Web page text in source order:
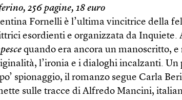
256 pagine, 18 euro
Fornelli è l’ultima vincitrice della
esordienti e organizzata da Inquiete.
quando era ancora un manoscritto,
l’ironia e i dialoghi incalzanti. Un
spionaggio, il romanzo segue Carla
sulle tracce di Alfredo Mancini,